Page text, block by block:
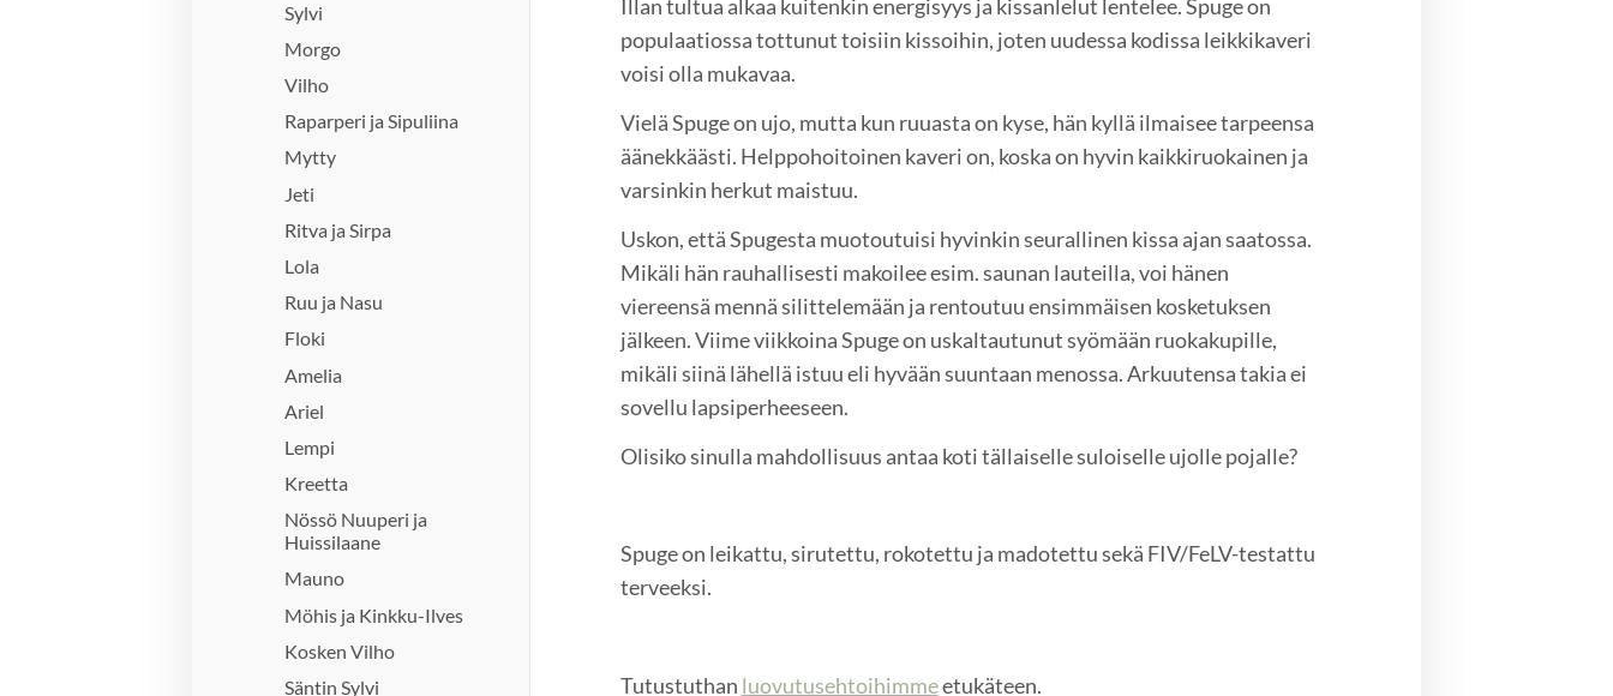
Sylvi
Morgo
Vilho
Raparperi ja Sipuliina
Mytty
Jeti
Ritva ja Sirpa
Lola
Ruu ja Nasu
Floki
Amelia
Ariel
Lempi
Kreetta
Nössö Nuuperi ja
Huissilaane
Mauno
Möhis ja Kinkku-Ilves
Kosken Vilho
Säntin Sylvi
Illan tultua alkaa kuitenkin energisyys ja kissanlelut lentelee. Spuge on
populaatiossa tottunut toisiin kissoihin, joten uudessa kodissa leikkikaveri
voisi olla mukavaa.
Vielä Spuge on ujo, mutta kun ruuasta on kyse, hän kyllä ilmaisee tarpeensa
äänekkäästi. Helppohoitoinen kaveri on, koska on hyvin kaikkiruokainen ja
varsinkin herkut maistuu.
Uskon, että Spugesta muotoutuisi hyvinkin seurallinen kissa ajan saatossa.
Mikäli hän rauhallisesti makoilee esim. saunan lauteilla, voi hänen
viereensä mennä silittelemään ja rentoutuu ensimmäisen kosketuksen
jälkeen. Viime viikkoina Spuge on uskaltautunut syömään ruokakupille,
mikäli siinä lähellä istuu eli hyvään suuntaan menossa. Arkuutensa takia ei
sovellu lapsiperheeseen.
Olisiko sinulla mahdollisuus antaa koti tällaiselle suloiselle ujolle pojalle?
Spuge on leikattu, sirutettu, rokotettu ja madotettu sekä FIV/FeLV-testattu
terveeksi.
Tutustuthan luovutusehtoihimmeetukäteen.